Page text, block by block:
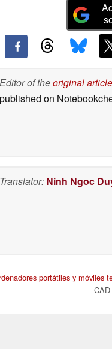
Editor of theoriginal article
published on
Translator: Ninh Ngoc
portátiles y móviles